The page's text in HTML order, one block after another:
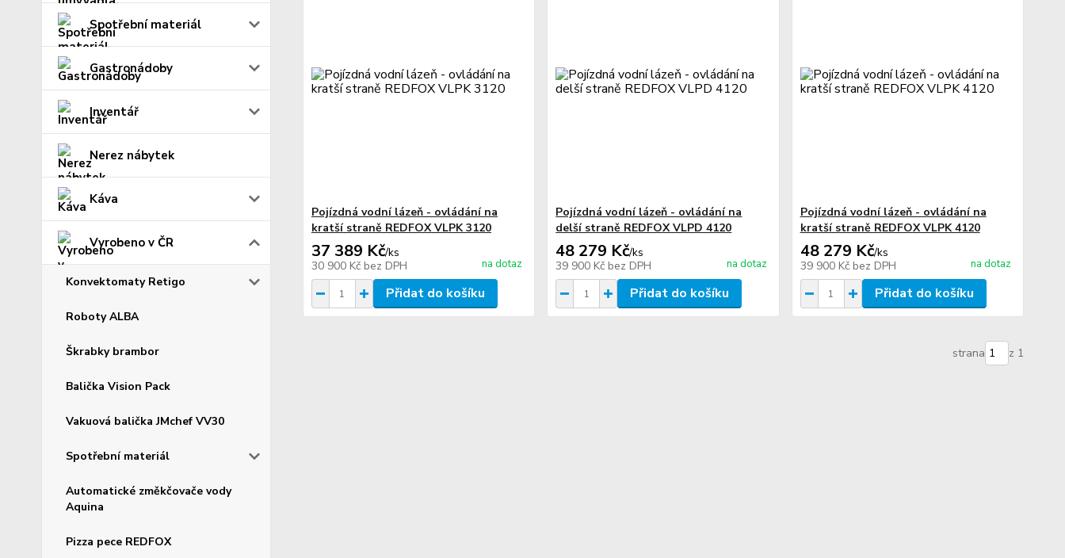
Spotřební materiál
Gastronádoby
Inventář
Nerez nábytek
Káva
Vyrobeno v ČR
Konvektomaty Retigo
Roboty ALBA
Škrabky brambor
Balička Vision Pack
Vakuová balička JMchef VV30
Spotřební materiál
Automatické změkčovače vody
Aquina
Pizza pece REDFOX
Pojízdná vodní lázeň - ovládání na
kratší straně REDFOX VLPK 3120
37 389 Kč/ks
30 900 Kč bez DPH na dotaz
Přidat do košíku
Pojízdná vodní lázeň - ovládání na
delší straně REDFOX VLPD 4120
48 279 Kč/ks
39 900 Kč bez DPH na dotaz
Přidat do košíku
Pojízdná vodní lázeň - ovládání na
kratší straně REDFOX VLPK 4120
48 279 Kč/ks
39 900 Kč bez DPH na dotaz
Přidat do košíku
strana z 1